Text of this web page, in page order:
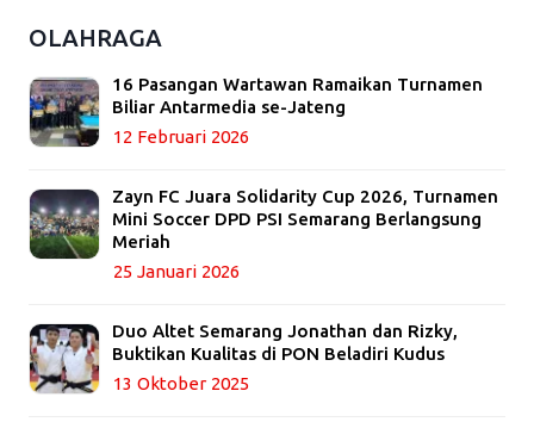
OLAHRAGA
16 Pasangan Wartawan Ramaikan Turnamen
Biliar Antarmedia se-Jateng
12 Februari 2026
Zayn FC Juara Solidarity Cup 2026, Turnamen
Mini Soccer DPD PSI Semarang Berlangsung
Meriah
25 Januari 2026
Duo Altet Semarang Jonathan dan Rizky,
Buktikan Kualitas di PON Beladiri Kudus
13 Oktober 2025